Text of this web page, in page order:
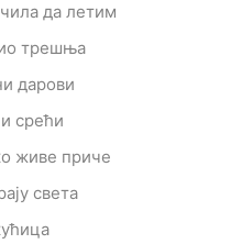
да летим
трешња
дарови
срећи
живе приче
света